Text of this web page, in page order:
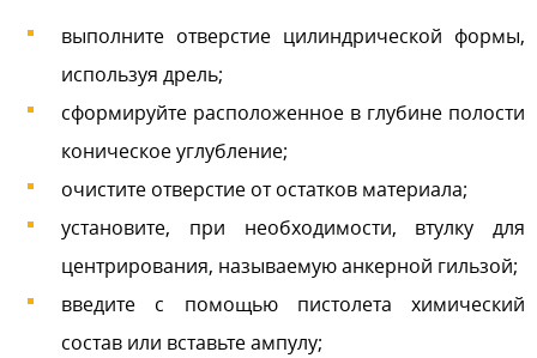
выполните отверстие цилиндрической формы,
используя дрель;
сформируйте расположенное в глубине полости
коническое углубление;
очистите отверстие от остатков материала;
установите, при необходимости, втулку для
центрирования, называемую анкерной гильзой;
введите с помощью пистолета химический
состав или вставьте ампулу;